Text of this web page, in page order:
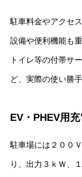
駐車料金やアクセ
設備や便利機能も
トイレ等の付帯サ
ど、実際の使い勝
EV・PHEV用
駐車場には２００
り、出力３ｋＷ、